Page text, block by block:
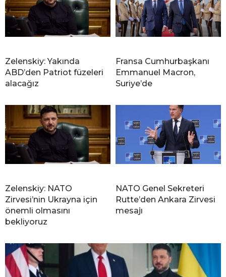
Zelenskiy: Yakında
ABD’den Patriot füzeleri
alacağız
Fransa Cumhurbaşkanı
Emmanuel Macron,
Suriye’de
Zelenskiy: NATO
Zirvesi’nin Ukrayna için
önemli olmasını
bekliyoruz
NATO Genel Sekreteri
Rutte’den Ankara Zirvesi
mesajı